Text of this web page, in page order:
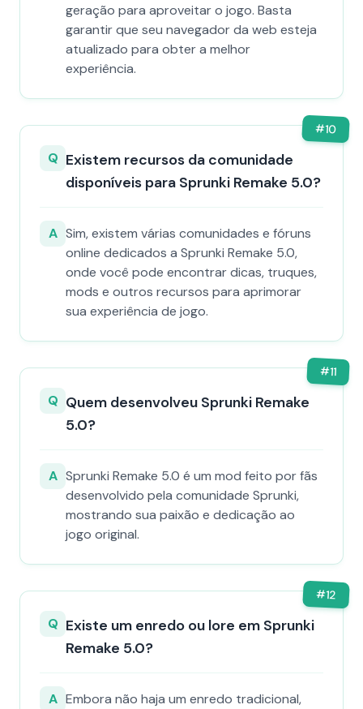
geração para aproveitar o jogo. Basta
garantir que seu navegador da web esteja
atualizado para obter a melhor
experiência.
#10
Q Existem recursos da comunidade
disponíveis para Sprunki Remake 5.0?
A Sim, existem várias comunidades e fóruns
online dedicados a Sprunki Remake 5.0,
onde você pode encontrar dicas, truques,
mods e outros recursos para aprimorar
sua experiência de jogo.
#11
Q Quem desenvolveu Sprunki Remake
5.0?
A Sprunki Remake 5.0 é um mod feito por fãs
desenvolvido pela comunidade Sprunki,
mostrando sua paixão e dedicação ao
jogo original.
#12
Q Existe um enredo ou lore em Sprunki
Remake 5.0?
A Embora não haja um enredo tradicional,